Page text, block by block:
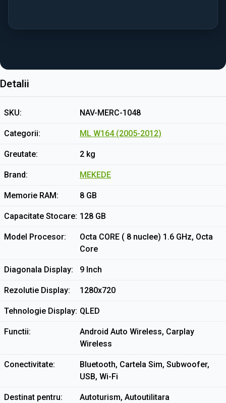
Detalii
SKU NAV-MERC-1048
Categorii ML W164 (2005-2012)
Greutate 2 kg
Brand MEKEDE
Memorie RAM 8 GB
Capacitate Stocare 128 GB
Model Procesor
Octa CORE ( 8 nuclee) 1.6 GHz, Octa
Core
Diagonala Display 9 Inch
Rezolutie Display 1280x720
Tehnologie Display QLED
Functii
Android Auto Wireless, Carplay
Wireless
Conectivitate
Bluetooth, Cartela Sim, Subwoofer,
USB, Wi-Fi
Destinat pentru Autoturism, Autoutilitara